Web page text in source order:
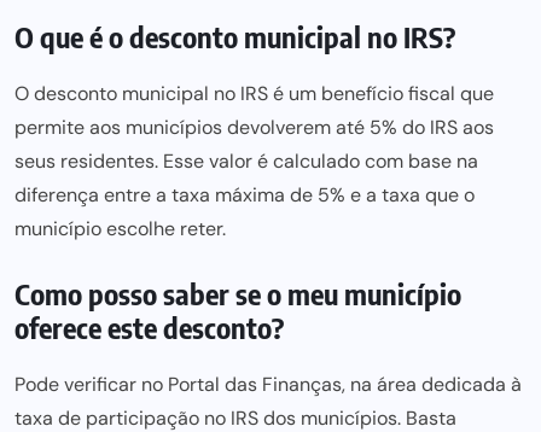
O que é o desconto municipal no IRS?
O desconto municipal no IRS é um benefício fiscal que
permite aos municípios devolverem até 5% do IRS aos
seus residentes. Esse valor é calculado com base na
diferença entrea taxa máxima de 5% e a taxa que o
município escolhe reter.
Como posso saber se o meu município
oferece este desconto?
Pode verificar no Portal das Finanças, na área dedicada à
taxa de participação no IRS dos municípios. Basta